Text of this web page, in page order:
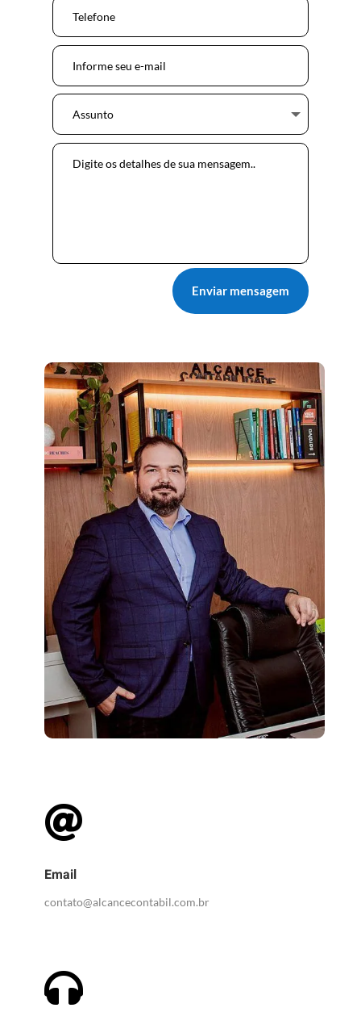
Enviar mensagem

Email
contato@alcancecontabil.com.br
